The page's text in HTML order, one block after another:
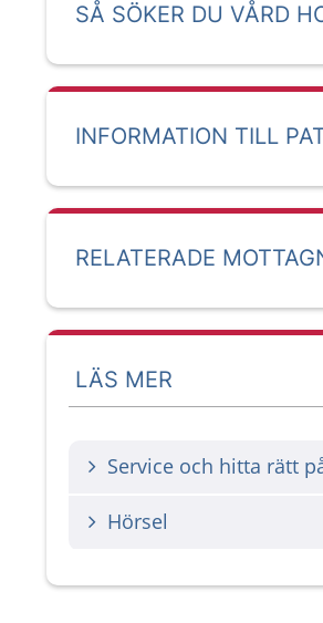
SÅ SÖKER DU VÅRD
INFORMATION TILL
RELATERADE
LÄS MER
Service och hitta rätt
Hörsel